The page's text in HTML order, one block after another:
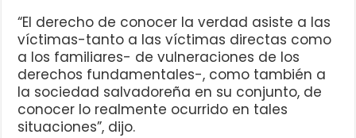
“El derecho de conocer la verdad asiste a las
víctimas-tanto a las víctimas directas como
a los familiares- de vulneraciones de los
derechos fundamentales-, como también a
la sociedad salvadoreña en su conjunto, de
conocer lo realmente ocurrido en tales
situaciones”, dijo.